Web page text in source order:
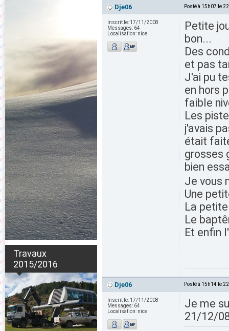
Travaux
2015/2016
Dje06 Posté à 15h07 le
Inscrit le: 17/11/2008
Messages: 64
Localisation: nice
Petite
bon...
Des
et pas
J'ai pu
en hors
faible
Les
j'avais
était
grosses
bien
Je vous
Une
La
Le
Et enfin
Dje06 Posté à 15h14 le
Inscrit le: 17/11/2008
Messages: 64
Localisation: nice
Je me
21/12/